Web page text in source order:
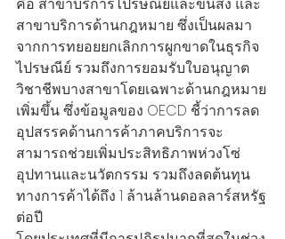
คือ สาขาบริการไปรษณีย์และขนส่ง และ
สาขาบริการด้านกฎหมาย ซึ่งเป็นผลมา
จากการทยอยยกเลิกการผูกขาดในธุรกิจ
ไปรษณีย์ รวมถึงการยอมรับใบอนุญาต
วิชาชีพบางสาขาโดยเฉพาะด้านกฎหมาย
เพิ่มขึ้น ซึ่งข้อมูลของ OECD ชี้ว่าการลด
อุปสรรคด้านการค้าภาคบริการจะ
สามารถช่วยเพิ่มประสิทธิภาพห่วงโซ่
อุปทานและนวัตกรรม รวมถึงลดต้นทุน
ทางการค้าได้ถึง 1 ล้านล้านดอลลาร์สหรัฐ
ต่อปี